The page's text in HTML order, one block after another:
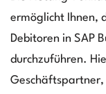
ermöglicht Ihnen,
Debitoren in SAP
durchzuführen.
Geschäftspartner,